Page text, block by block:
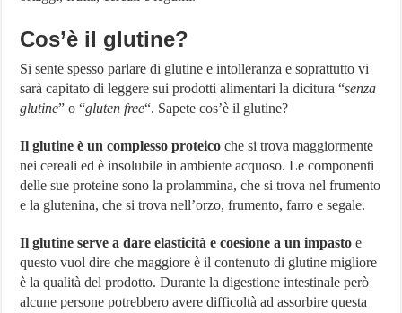
Cos’è il glutine?
Si sente spesso parlare di glutine e intolleranza e soprattutto vi
sarà capitato di leggere sui prodotti alimentari la dicitura “senza
glutine” o “gluten free“. Sapete cos’è il glutine?
Il glutine è un complesso proteico che si trova maggiormente
nei cereali ed è insolubile in ambiente acquoso. Le componenti
delle sue proteine sono la prolammina, che si trova nel frumento
e la glutenina, che si trova nell’orzo, frumento, farro e segale.
Il glutine serve a dare elasticità e coesione a un impasto e
questo vuol dire che maggiore è il contenuto di glutine migliore
è la qualità del prodotto. Durante la digestione intestinale però
alcune persone potrebbero avere difficoltà ad assorbire questa